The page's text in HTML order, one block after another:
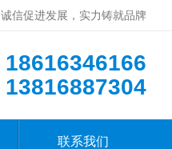
诚信促进发展，实力铸就品牌
18616346166
13816887304
联系我们